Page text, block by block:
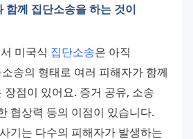
함께 집단소송을 하는 것이
미국식 집단소송은 아직
송의 형태로 여러 피해자가 함께
점이 있어요. 증거 공유, 소송
협상력 등의 이점이 있습니다.
기는 다수의 피해자가 발생하는